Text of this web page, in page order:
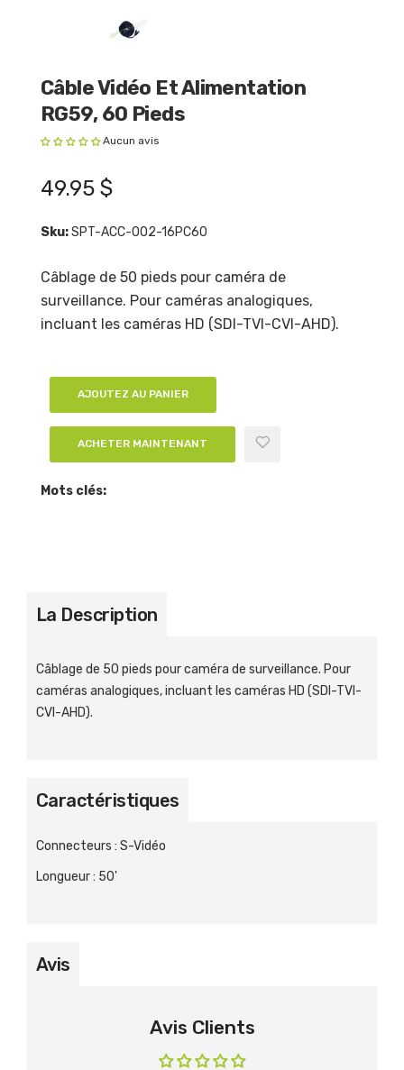
Câble Vidéo Et Alimentation
RG59, 60 Pieds
Aucun avis
49.95 $
Sku:SPT-ACC-002-16PC60
Câblage de 50 pieds pour caméra de
surveillance. Pour caméras analogiques,
incluant les caméras HD (SDI-TVI-CVI-AHD).
AJOUTEZ AU PANIER
ACHETER MAINTENANT
Mots clés:
La Description
Câblage de 50 pieds pour caméra de surveillance. Pour
caméras analogiques, incluant les caméras HD (SDI-TVI-
CVI-AHD).
Caractéristiques
Connecteurs : S-Vidéo
Longueur: 50'
Avis
Avis Clients